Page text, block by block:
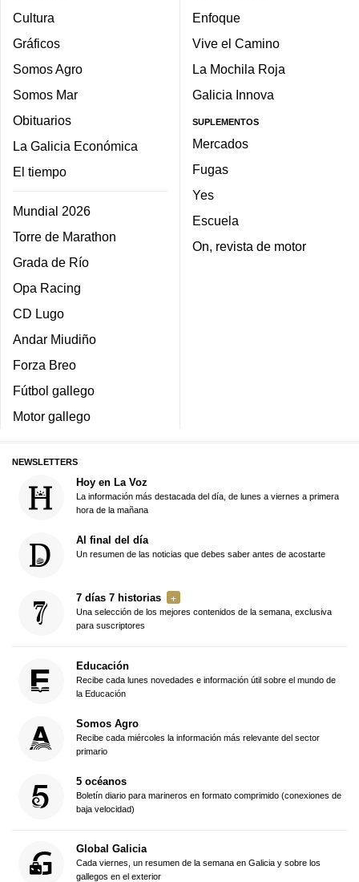
Cultura
Gráficos
Somos Agro
Somos Mar
Obituarios
La Galicia Económica
El tiempo
Mundial 2026
Torre de Marathon
Grada de Río
Opa Racing
CD Lugo
Andar Miudiño
Forza Breo
Fútbol gallego
Motor gallego
Enfoque
Vive el Camino
La Mochila Roja
Galicia Innova
SUPLEMENTOS
Mercados
Fugas
Yes
Escuela
On, revista de motor
NEWSLETTERS
Hoy en La Voz
La información más destacada del día, de lunes a viernes a primera
hora de la mañana
Al final del día
Un resumen de las noticias que debes saber antes de acostarte
7 días 7 historias
Una selección de los mejores contenidos de la semana, exclusiva
para suscriptores
Educación
Recibe cada lunes novedades e información útil sobre el mundo de
la Educación
Somos Agro
Recibe cada miércoles la información más relevante del sector
primario
5 océanos
Boletín diario para marineros en formato comprimido (conexiones de
baja velocidad)
Global Galicia
Cada viernes, un resumen de la semana en Galicia y sobre los
gallegos en el exterior